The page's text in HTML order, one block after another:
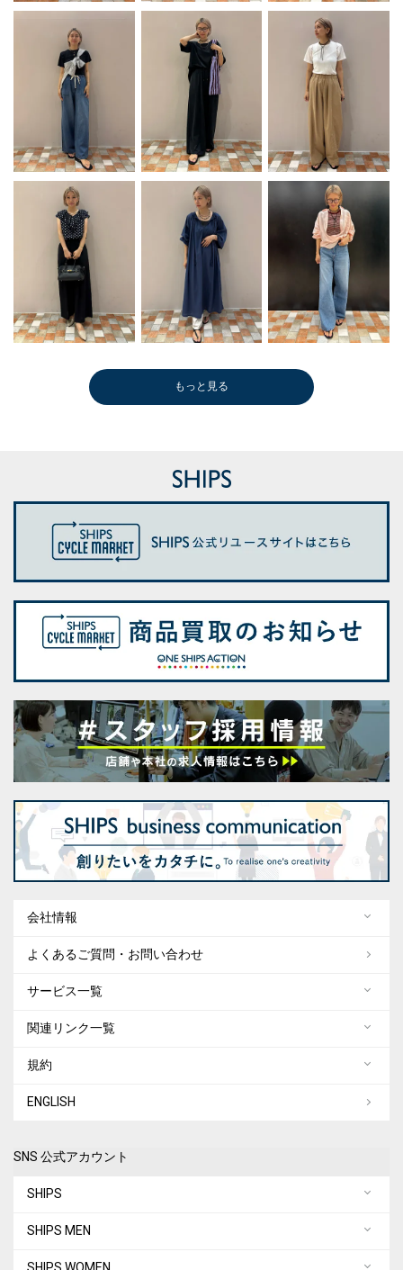
もっと見る
会社情報
よくあるご質問・お問い合わせ
サービス一覧
関連リンク一覧
規約
ENGLISH
SNS 公式アカウント
SHIPS
SHIPS MEN